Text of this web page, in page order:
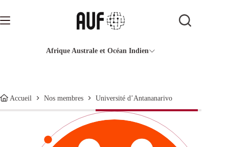
contenu
Afrique Australe et Océan Indien
Accueil Nos membres Université d’Antananarivo